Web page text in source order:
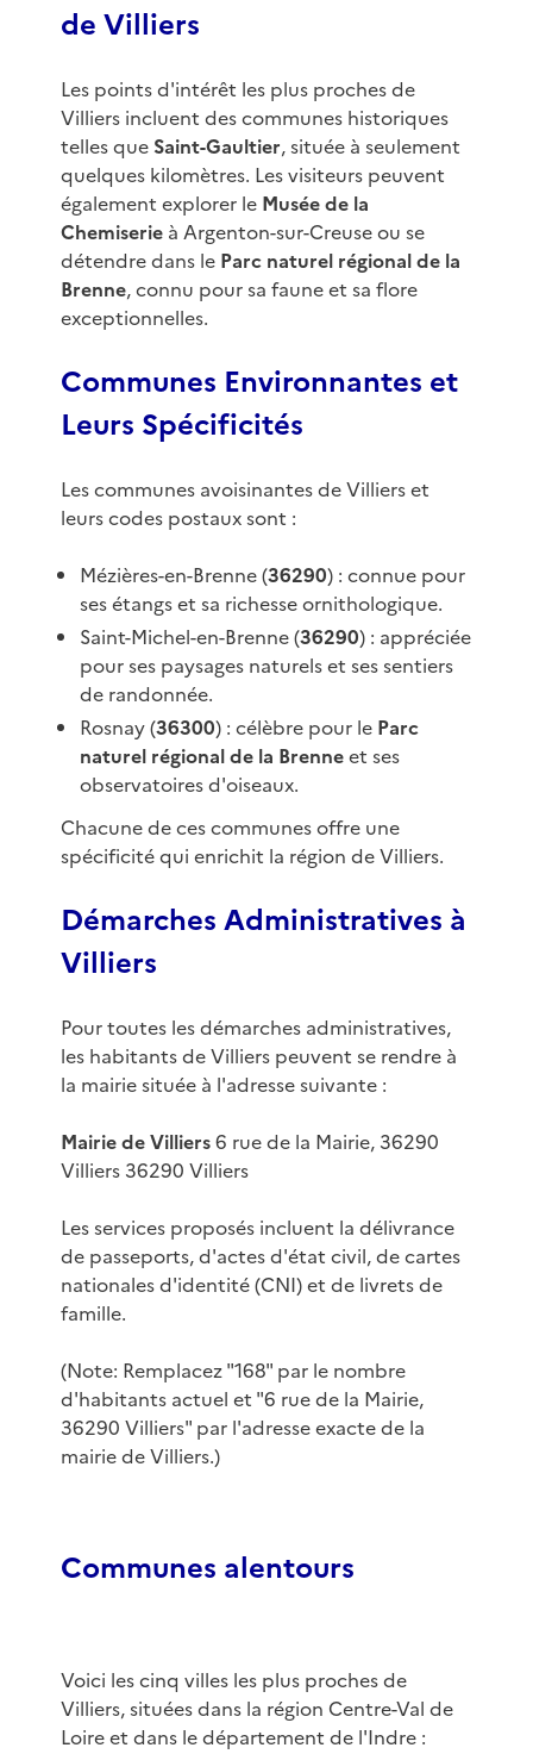
de Villiers
Les points d'intérêt les plus proches de
Villiers incluent des communes historiques
telles que Saint-Gaultier, située à seulement
quelques kilomètres. Les visiteurs peuvent
également explorer le Musée de la
Chemiserieà Argenton-sur-Creuse ou se
détendre dans le Parc naturel régional de la
Brenne, connu pour sa faune et sa flore
exceptionnelles.
Communes Environnantes et
Leurs Spécificités
Les communes avoisinantes de Villiers et
leurs codes postaux sont :
Mézières-en-Brenne (36290) : connue pour
ses étangs et sa richesse ornithologique.
Saint-Michel-en-Brenne (36290) : appréciée
pour ses paysages naturels et ses sentiers
de randonnée.
Rosnay (36300) : célèbre pour le Parc
naturel régional de la Brenneet ses
observatoires d'oiseaux.
Chacune de ces communes offre une
spécificité qui enrichit la région de Villiers.
Démarches Administratives à
Villiers
Pour toutes les démarches administratives,
les habitants de Villiers peuvent se rendre à
la mairie située à l'adresse suivante :
Mairie de Villiers6 rue de la Mairie, 36290
Villiers 36290 Villiers
Les services proposés incluent la délivrance
de passeports, d'actes d'état civil, de cartes
nationales d'identité (CNI) et de livrets de
famille.
(Note: Remplacez "168" par le nombre
d'habitants actuel et "6 rue de la Mairie,
36290 Villiers" par l'adresse exacte de la
mairie de Villiers.)
Communes alentours
Voici les cinq villes les plus proches de
Villiers, situées dans la région Centre-Val de
Loire et dans le département de l'Indre :